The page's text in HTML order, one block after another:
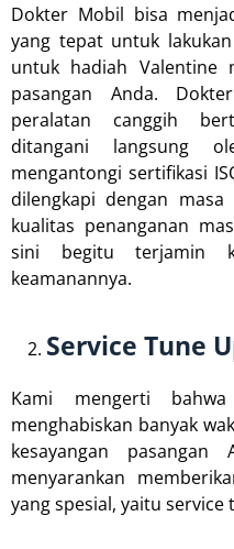
Dokter Mobil bisa
yang tepat untuk
untuk hadiah Valentine
pasangan Anda.
peralatan canggih
ditangani langsung
mengantongi sertifikasi
dilengkapi dengan masa
kualitas penanganan
sini begitu terjamin
keamanannya.
Service Tune
Kami mengerti
menghabiskan banyak
kesayangan pasangan
menyarankan
yang spesial, yaitu service